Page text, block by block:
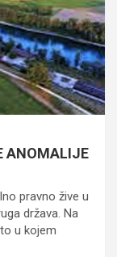
ANOMALIJE
pravno žive u
država. Na
u kojem